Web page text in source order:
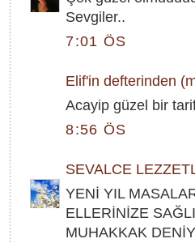
Sevgiler..
7:01 ÖS
Elif'in defterinden
Acayip güzel bir
8:56 ÖS
SEVALCE
YENİ YIL
ELLERİNİZE
MUHAKKAK